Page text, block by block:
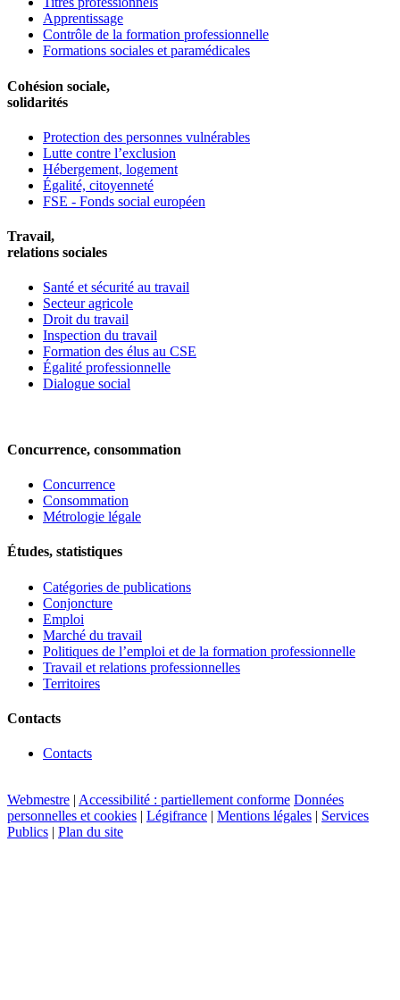
Apprentissage
Contrôle de la formation professionnelle
Formations sociales et paramédicales
Cohésion sociale,
solidarités
Protection des personnes vulnérables
Lutte contre l’exclusion
Hébergement, logement
Égalité, citoyenneté
FSE - Fonds social européen
Travail,
relations sociales
Santé et sécurité au travail
Secteur agricole
Droit du travail
Inspection du travail
Formation des élus au CSE
Égalité professionnelle
Dialogue social
Concurrence, consommation
Concurrence
Consommation
Métrologie légale
Études, statistiques
Catégories de publications
Conjoncture
Emploi
Marché du travail
Politiques de l’emploi et de la formation professionnelle
Travail et relations professionnelles
Territoires
Contacts
Contacts
Webmestre | Accessibilité : partiellement conforme Données
personnelles et cookies | Légifrance | Mentions légales | Services
Publics | Plan du site